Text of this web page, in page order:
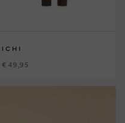
ICHI
€ 49,95